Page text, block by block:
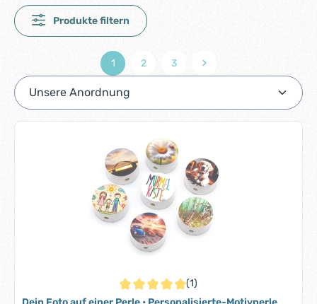
Produkte filtern
Seite
1
Seite
2
Seite
3
Durchschnittliche Bewertung von 5 von 5
(1)